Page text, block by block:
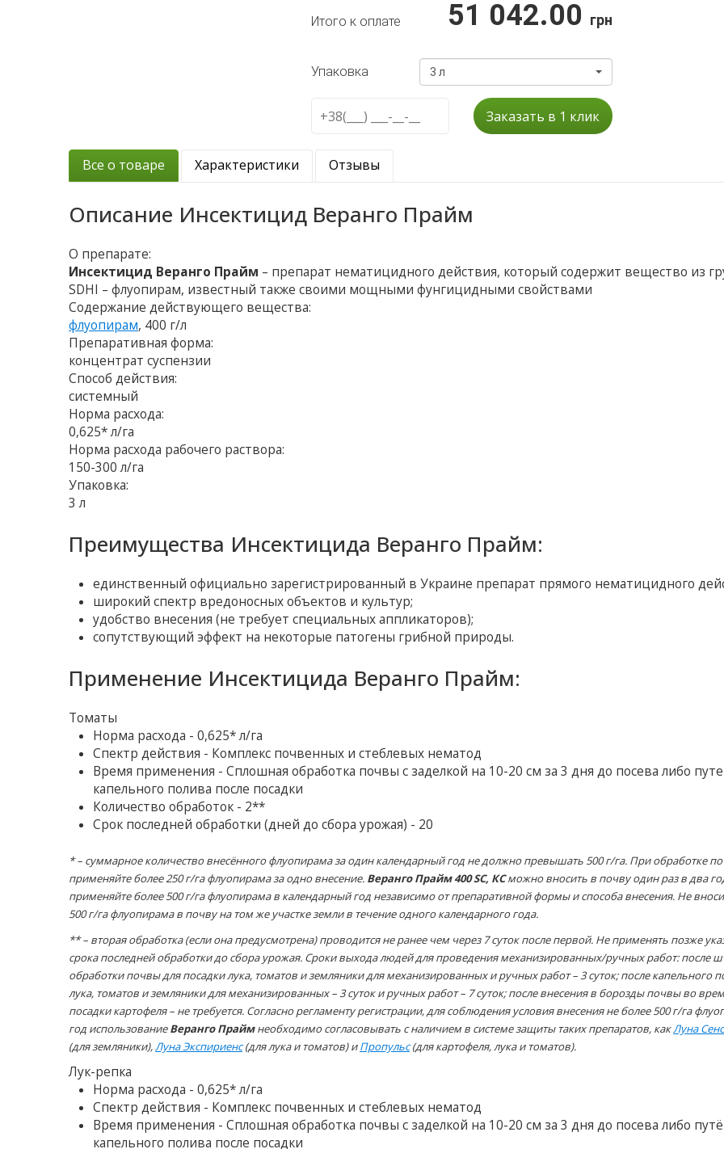
Итого к оплате 51 042.00 грн
Упаковка 3 л
Заказать в 1 клик
Все о товаре Характеристики Отзывы
Описание Инсектицид Веранго Прайм
О препарате:
Инсектицид Веранго Прайм – препарат нематицидного действия, который содержит вещество из
SDHI – флуопирам, известный также своими мощными фунгицидными свойствами
Содержание действующего вещества:
флуопирам, 400 г/л
Препаративная форма:
концентрат суспензии
Способ действия:
системный
Норма расхода:
0,625* л/га
Норма расхода рабочего раствора:
150-300 л/га
Упаковка:
3 л
Преимущества Инсектицида Веранго Прайм:
единственный официально зарегистрированный в Украине препарат прямого нематицидного
широкий спектр вредоносных объектов и культур;
удобство внесения (не требует специальных аппликаторов);
сопутствующий эффект на некоторые патогены грибной природы.
Применение Инсектицида Веранго Прайм:
Томаты
Норма расхода - 0,625* л/га
Спектр действия - Комплекс почвенных и стеблевых нематод
Время применения - Сплошная обработка почвы с заделкой на 10-20 см за 3 дня до посева либо
капельного полива после посадки
Количество обработок - 2**
Срок последней обработки (дней до сбора урожая) - 20
* – суммарное количество внесённого флуопирама за один календарный год не должно превышать 500 г/га. При обработке
применяйте более 250 г/га флуопирама за одно внесение. Веранго Прайм 400 SC, КСможно вносить в почву один раз в два
применяйте более 500 г/га флуопирама в календарный год независимо от препаративной формы и способа внесения. Не
500 г/га флуопирама в почву на том же участке земли в течение одного календарного года.
** – вторая обработка (если она предусмотрена) проводится не ранее чем через 7 суток после первой. Не применять позже
срока последней обработки до сбора урожая. Сроки выхода людей для проведения механизированных/ручных работ: после
обработки почвы для посадки лука, томатов и земляники для механизированных и ручных работ – 3 суток; после капельного
лука, томатов и земляники для механизированных – 3 суток и ручных работ – 7 суток; после внесения в борозды почвы во
посадки картофеля – не требуется. Согласно регламенту регистрации, для соблюдения условия внесения не более 500 г/га
год использованиеВеранго Праймнеобходимо согласовывать с наличием в системе защиты таких препаратов, какЛуна
(для земляники),Луна Экспириенс(для лука и томатов) иПропульс(для картофеля, лука и томатов).
Лук-репка
Норма расхода - 0,625* л/га
Спектр действия - Комплекс почвенных и стеблевых нематод
Время применения - Сплошная обработка почвы с заделкой на 10-20 см за 3 дня до посева либо
капельного полива после посадки